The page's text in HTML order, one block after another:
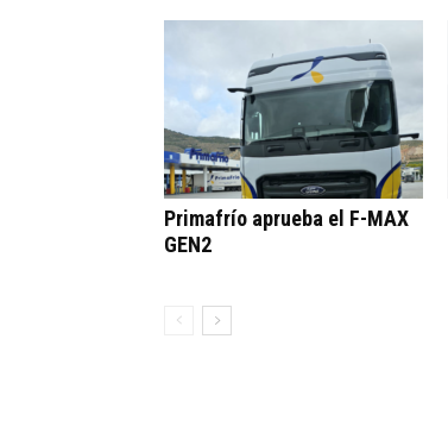
Primafrío aprueba el F-MAX
GEN2